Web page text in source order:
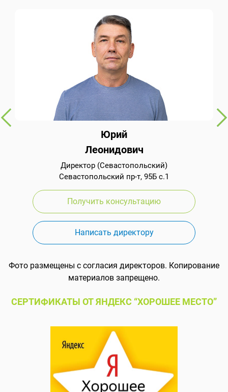
Юрий
Леонидович
Директор (Севастопольский)
Севастопольский пр-т, 95Б с.1
Получить консультацию
Написать директору
Фото размещены с согласия директоров. Копирование
материалов запрещено.
СЕРТИФИКАТЫ ОТ ЯНДЕКС “ХОРОШЕЕ МЕСТО”